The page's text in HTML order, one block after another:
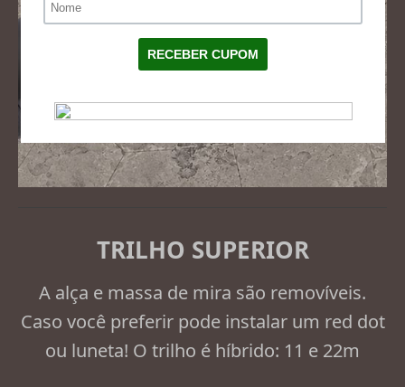
TRILHO SUPERIOR
A alça e massa de mira são removíveis.
Caso você preferir pode instalar um red dot
ou luneta! O trilho é híbrido: 11 e 22m